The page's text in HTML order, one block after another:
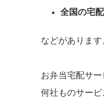
全国の宅
などがあります
お弁当宅配サ
何社ものサー